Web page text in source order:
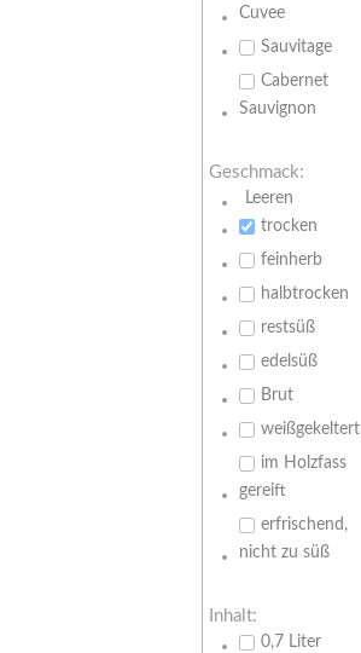
Cuvee
Sauvitage
Cabernet
Sauvignon
Geschmack:
Leeren
trocken
feinherb
halbtrocken
restsüß
edelsüß
Brut
weißgekeltert
im Holzfass
gereift
erfrischend,
nicht zu süß
Inhalt:
0,7 Liter